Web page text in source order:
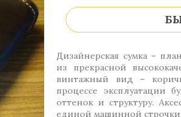
Дизайнерская сумка –
из прекрасной
винтажный вид –
процессе эксплуатации
оттенок и структуру.
единой машинной